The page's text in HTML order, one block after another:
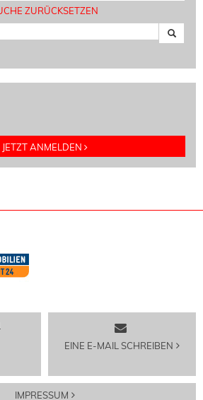
ZURÜCKSETZEN
JETZT ANMELDEN
EINE E-MAIL SCHREIBEN
IMPRESSUM